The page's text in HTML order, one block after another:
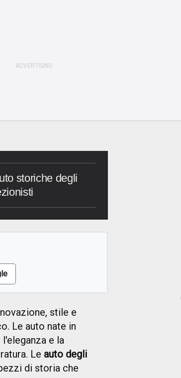
storiche degli
stile e
Le auto nate in
e la
Le auto degli
di storia che